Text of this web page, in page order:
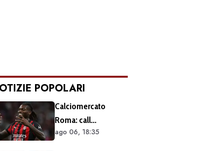
POPOLARI
Calciomercato
Roma: call
esplorativa tra i
ago 06, 18:35